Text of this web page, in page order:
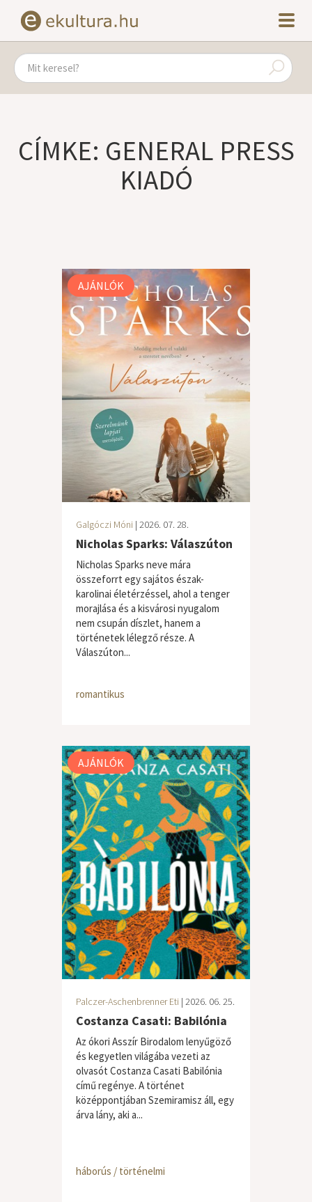
CÍMKE: GENERAL PRESS
KIADÓ
AJÁNLÓK
Galgóczi Móni | 2026. 07. 28.
Nicholas Sparks: Válaszúton
Nicholas Sparks neve mára
összeforrt egy sajátos észak-
karolinai életérzéssel, ahol a tenger
morajlása és a kisvárosi nyugalom
nem csupán díszlet, hanem a
történetek lélegző része. A
Válaszúton...
romantikus
AJÁNLÓK
Palczer-Aschenbrenner Eti | 2026. 06. 25.
Costanza Casati: Babilónia
Az ókori Asszír Birodalom lenyűgöző
és kegyetlen világába vezeti az
olvasót Costanza Casati Babilónia
című regénye. A történet
középpontjában Szemiramisz áll, egy
árva lány, aki a...
háborús / történelmi